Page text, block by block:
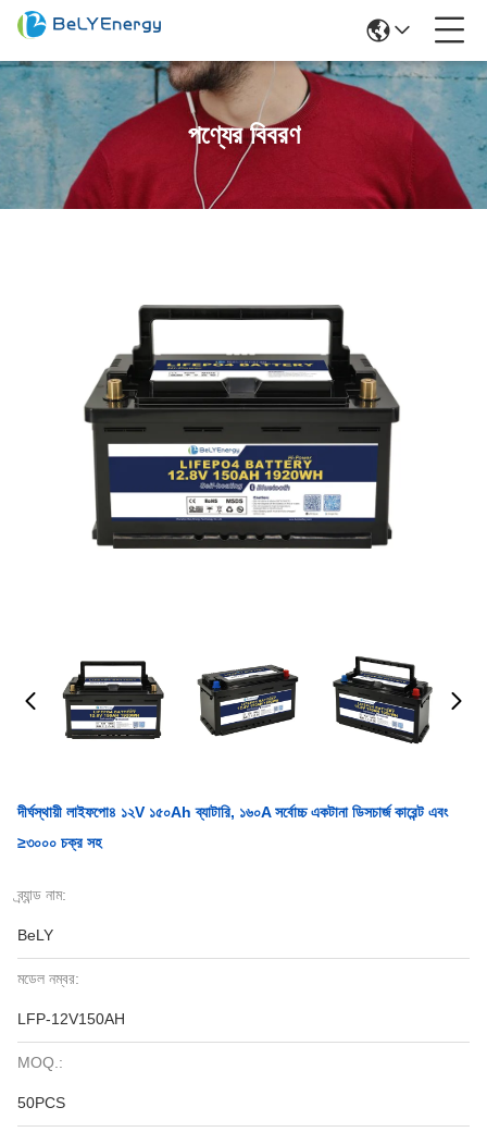
পণ্যের বিবরণ
দীর্ঘস্থায়ী লাইফপো৪ ১২V ১৫০Ah ব্যাটারি, ১৬০A সর্বোচ্চ একটানা ডিসচার্জ কারেন্ট এবং
≥৩০০০ চক্র সহ
ব্র্যান্ড নাম:
BeLY
মডেল নম্বর:
LFP-12V150AH
MOQ.:
50PCS